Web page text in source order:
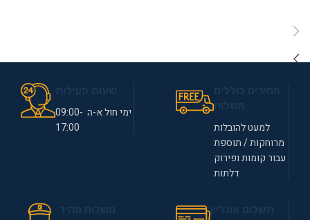
למעט להובלות
מרוחקות / תוספת
עבור קומות ופירוק
דלתות
ימי חול א-ה 09:00-
17:00